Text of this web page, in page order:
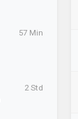
57 Min
2 Std